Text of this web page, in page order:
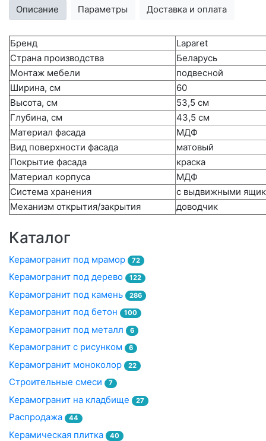
Описание Параметры Доставка и оплата
Бренд
Laparet
Страна производства
Беларусь
Монтаж мебели
подвесной
Ширина, см
60
Высота, см
53,5 см
Глубина, см
43,5 см
Материал фасада
МДФ
Вид поверхности фасада
матовый
Покрытие фасада
краска
Материал корпуса
МДФ
Система хранения
с выдвижными
Механизм открытия/закрытия
доводчик
Каталог
Керамогранит под мрамор 72
Керамогранит под дерево 122
Керамогранит под камень 286
Керамогранит под бетон 100
Керамогранит под металл 6
Керамогранит с рисунком 6
Керамогранит моноколор 22
Строительные смеси 7
Керамогранит на кладбище 27
Распродажа 44
Керамическая плитка 40